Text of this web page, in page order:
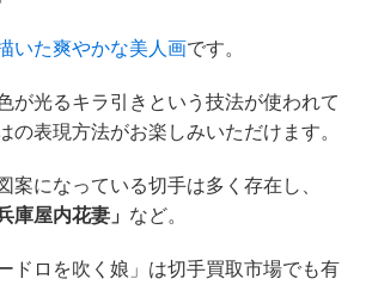
いた爽やかな美人画です。
が光るキラ引きという技法が使われて
の表現方法がお楽しみいただけます。
案になっている切手は多く存在し、
庫屋内花妻」 など。
ドロを吹く娘」は切手買取市場でも有